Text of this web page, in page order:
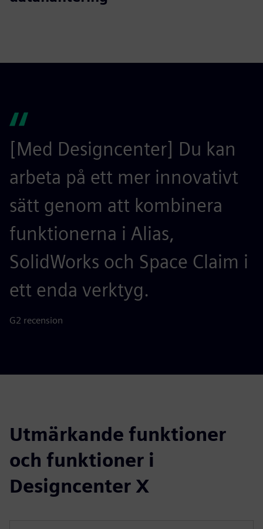
[Med Designcenter] Du kan
arbeta på ett mer innovativt
sätt genom att kombinera
funktionerna i Alias,
SolidWorks och Space Claim i
ett enda verktyg.
G2 recension
Utmärkande funktioner
och funktioner i
Designcenter X